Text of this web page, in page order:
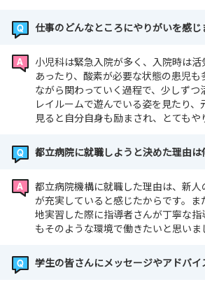
仕事のどんなところにやりがいを感じ
小児科は緊急入院が多く、入院時は
あったり、酸素が必要な状態の患児
ながら関わっていく過程で、少しずつ
レイルームで遊んでいる姿を見たり
見ると自分自身も励まされ、とてもや
都立病院に就職しようと決めた理由は
都立病院機構に就職した理由は、新
が充実していると感じたからです。
地実習した際に指導者さんが丁寧な
もそのような環境で働きたいと思いま
学生の皆さんにメッセージやアドバイ